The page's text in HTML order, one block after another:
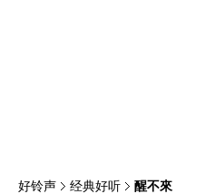
好铃声 经典好听 醒不來